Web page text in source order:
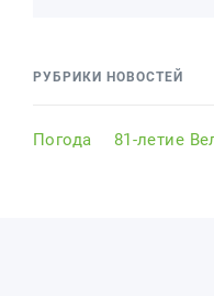
РУБРИКИ НОВОСТЕЙ
Погода 81-летие